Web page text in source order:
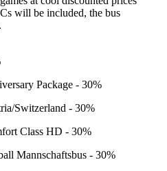
will be included, the bus
Package - 30%
Switzerland - 30%
Class HD - 30%
Mannschaftsbus - 30%